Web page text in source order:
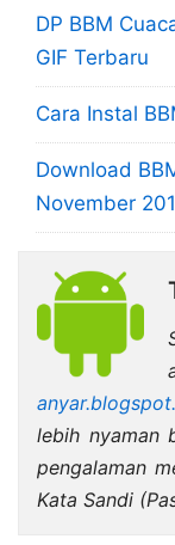
DP BBM
GIF Terbaru
Cara Instal
Download
November
lebih nyaman
pengalaman
Kata Sandi